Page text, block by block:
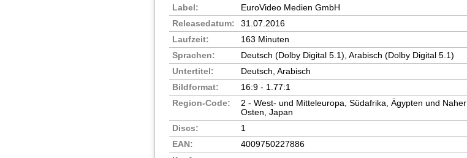
Label:
EuroVideo Medien GmbH
Releasedatum:
31.07.2016
Laufzeit:
163 Minuten
Sprachen:
Deutsch (Dolby Digital 5.1), Arabisch (Dolby Digital 5.1)
Untertitel:
Deutsch, Arabisch
Bildformat:
16:9 - 1.77:1
Region-Code:
2 - West- und Mitteleuropa, Südafrika, Ägypten und Naher
Osten, Japan
Discs:
1
EAN:
4009750227886